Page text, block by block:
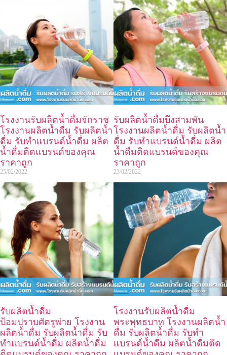
โรงงานรับผลิตน้ำดื่มจักราช
โรงงานผลิตน้ำดื่ม รับผลิตน้ำ
ดื่ม รับทำแบรนด์น้ำดื่ม ผลิต
น้ำดื่มติดแบรนด์ของคุณ
ราคาถูก
25/02/2022
รับผลิตน้ำดื่มบึงสามพัน
โรงงานผลิตน้ำดื่ม รับผลิตน้ำ
ดื่ม รับทำแบรนด์น้ำดื่ม ผลิต
น้ำดื่มติดแบรนด์ของคุณ
ราคาถูก
23/02/2022
รับผลิตน้ำดื่ม
ป้อมปราบศัตรูพ่าย โรงงาน
ผลิตน้ำดื่ม รับผลิตน้ำดื่ม รับ
ทำแบรนด์น้ำดื่ม ผลิตน้ำดื่ม
โรงงานรับผลิตน้ำดื่ม
พระพุทธบาท โรงงานผลิตน้ำ
ดื่ม รับผลิตน้ำดื่ม รับทำ
แบรนด์น้ำดื่ม ผลิตน้ำดื่มติด